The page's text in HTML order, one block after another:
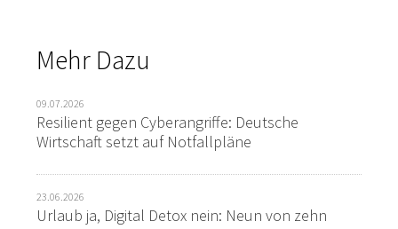
Mehr Dazu
09.07.2026
Resilient gegen Cyberangriffe: Deutsche
Wirtschaft setzt auf Notfallpläne
23.06.2026
Urlaub ja, Digital Detox nein: Neun von zehn